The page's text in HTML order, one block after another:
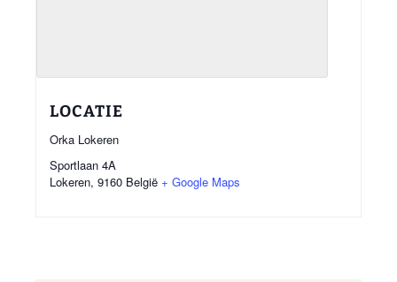
LOCATIE
Orka Lokeren
Sportlaan 4A
Lokeren, 9160 België + Google Maps